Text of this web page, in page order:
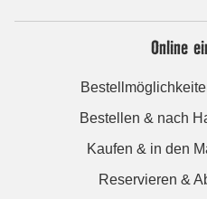
Online
Bestellen & nach
Kaufen & in den
Reservieren &